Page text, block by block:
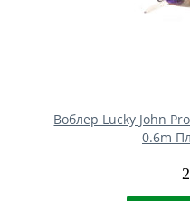
Воблер Lucky John
0.6m